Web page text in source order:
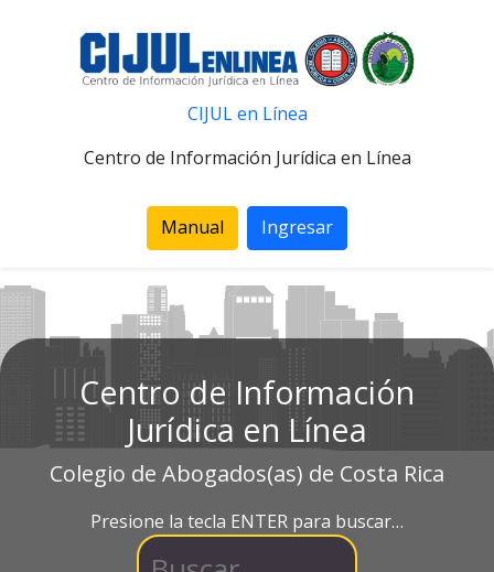
CIJUL en Línea
Centro de Información Jurídica en Línea
Manual Ingresar
Centro de Información
Jurídica en Línea
Colegio de Abogados(as) de Costa Rica
Presione la tecla ENTER para buscar…